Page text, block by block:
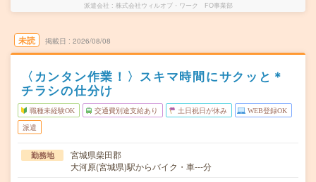
派遣会社 株式会社ウィルオブ・ワーク FO事業部
未読 掲載日 2026/08/08
〈カンタン作業！〉スキマ時間にサクッと＊
チラシの仕分け
職種未経験OK 交通費別途支給あり 土日祝日が休み WEB登録OK
派遣
勤務地
宮城県柴田郡
大河原(宮城県)駅からバイク・車---分